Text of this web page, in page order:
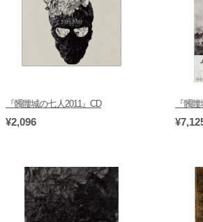
『髑髏城の七人2011』CD
¥2,096
『髑